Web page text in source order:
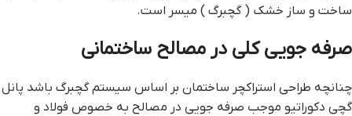
ساخت و ساز خشک ( گچبرگ ) میسر است.
صرفه جویی كلی در مصالح ساختمانی
چنانچه طراحی استراكچر ساختمان بر اساس سیستم گچبرگ باشد پانل
گچی دکوراتیو موجب صرفه جویی در مصالح به خصوص فولاد و